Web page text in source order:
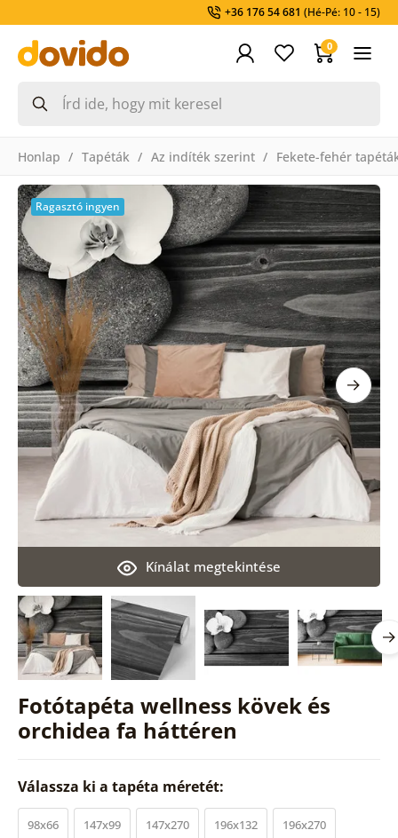
+36 176 54 681 (Hé-Pé: 10 - 15)
0
Honlap Tapéták Az indíték szerint Fekete-fehér
Fotótapéta wellness kövek és
orchidea fa háttéren
Kínálat megtekintése
Ragasztó ingyen
Válassza ki a tapéta méretét:
98x66 147x99 147x270 196x132 196x270